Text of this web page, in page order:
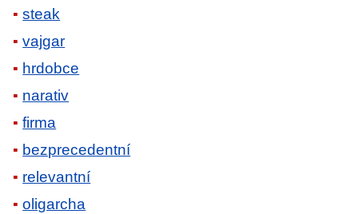
steak
vajgar
hrdobce
narativ
firma
bezprecedentní
relevantní
oligarcha